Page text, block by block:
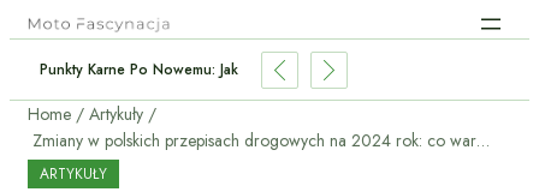
Czy To Najoszczędniejszy Napęd Dla Kierowcy?
Home
Artykuły
Zmiany w polskich przepisach drogowych na 2024 rok: co warto wiedzieć?
ARTYKUŁY